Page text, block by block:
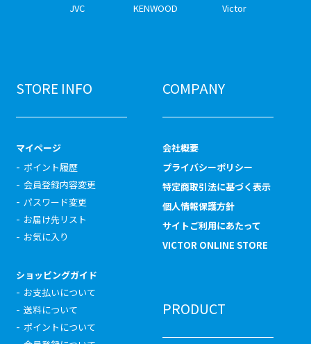
JVC KENWOOD Victor
STORE INFO
マイページ
ポイント履歴
会員登録内容変更
パスワード変更
お届け先リスト
お気に入り
ショッピングガイド
お支払いについて
送料について
ポイントについて
COMPANY
会社概要
プライバシーポリシー
特定商取引法に基づく表示
個人情報保護方針
サイトご利用にあたって
VICTOR ONLINE STORE
PRODUCT